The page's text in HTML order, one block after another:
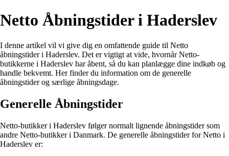
Netto Åbningstider i Haderslev
I denne artikel vil vi give dig en omfattende guide til Netto
åbningstider i Haderslev. Det er vigtigt at vide, hvornår Netto-
butikkerne i Haderslev har åbent, så du kan planlægge dine indkøb og
handle bekvemt. Her finder du information om de generelle
åbningstider og særlige åbningsdage.
Generelle Åbningstider
Netto-butikker i Haderslev følger normalt lignende åbningstider som
andre Netto-butikker i Danmark. De generelle åbningstider for Netto i
Haderslev er: